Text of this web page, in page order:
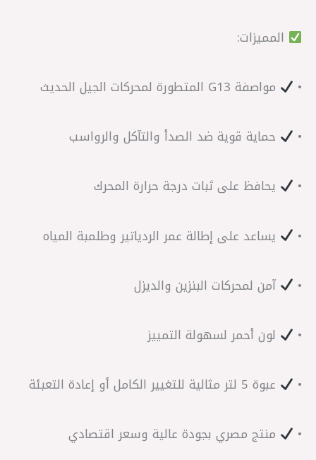
المميزات:
• مواصفة G13 المتطورة لمحركات الجيل الحديث
• حماية قوية ضد الصدأ والتآكل والرواسب
• يحافظ على ثبات درجة حرارة المحرك
• يساعد على إطالة عمر الردياتير وطلمبة المياه
• آمن لمحركات البنزين والديزل
• لون أحمر لسهولة التمييز
• عبوة 5 لتر مثالية للتغيير الكامل أو إعادة التعبئة
• منتج مصري بجودة عالية وسعر اقتصادي